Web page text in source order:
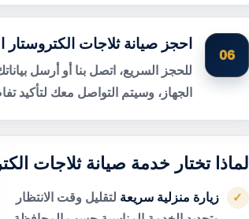
06
احجز صيانة ثلاجات الكتروستار
للحجز السريع، اتصل بنا أو أرسل
الجهاز، وسيتم التواصل معك لتأكيد
لماذا تختار خدمة صيانة ثلاجات
✓ زيارة منزلية سريعة لتقليل وقت الانتظار